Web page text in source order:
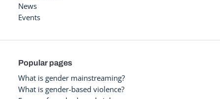
News
Events
Popular pages
What is gender mainstreaming?
What is gender-based violence?